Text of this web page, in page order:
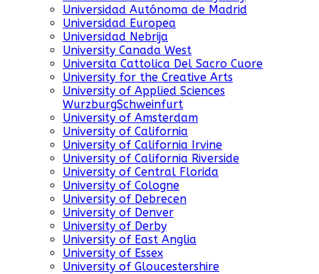
Universidad Autónoma de Madrid
Universidad Europea
Universidad Nebrija
University Canada West
Universita Cattolica Del Sacro Cuore
University for the Creative Arts
University of Applied Sciences
WurzburgSchweinfurt
University of Amsterdam
University of California
University of California Irvine
University of California Riverside
University of Central Florida
University of Cologne
University of Debrecen
University of Denver
University of Derby
University of East Anglia
University of Essex
University of Gloucestershire